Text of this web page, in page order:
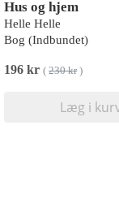
Hus og hjem
Helle Helle
Bog (Indbundet)
196 kr ( 230 kr)
Læg i